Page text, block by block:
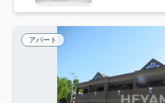
アパート